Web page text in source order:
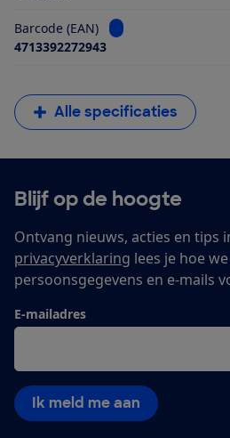
Barcode (EAN)
Bekijk informatie
4713392272943
Alle specificaties
Blijf op de hoogte
Ontvang nieuws, acties en tips
privacyverklaring lees je hoe
persoonsgegevens en e-mails
E-mailadres
Ik meld me aan